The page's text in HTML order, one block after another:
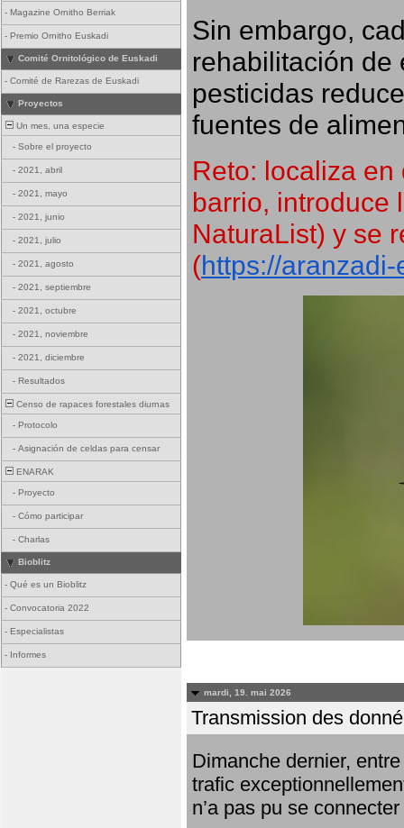
- Magazine Ornitho Berriak
- Premio Ornitho Euskadi
Comité Ornitológico de Euskadi
- Comité de Rarezas de Euskadi
Proyectos
Un mes, una especie
- Sobre el proyecto
- 2021, abril
- 2021, mayo
- 2021, junio
- 2021, julio
- 2021, agosto
- 2021, septiembre
- 2021, octubre
- 2021, noviembre
- 2021, diciembre
- Resultados
Censo de rapaces forestales diurnas
- Protocolo
- Asignación de celdas para censar
ENARAK
- Proyecto
- Cómo participar
- Charlas
Bioblitz
- Qué es un Bioblitz
- Convocatoria 2022
- Especialistas
- Informes
Sin embargo,
rehabilitación de
pesticidas
fuentes de
Reto: localiza
barrio, introduce
NaturaList) y se
(https://
mardi, 19. mai 2026
Transmission des
Dimanche dernier,
trafic
n’a pas pu se